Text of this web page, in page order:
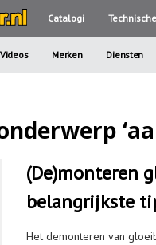
Catalogi
Videos Merken Diensten
(De)monteren
belangrijkste
Het demonteren van